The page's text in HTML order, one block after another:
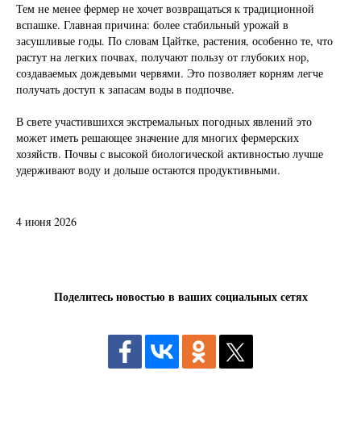
Тем не менее фермер не хочет возвращаться к традиционной
вспашке. Главная причина: более стабильный урожай в
засушливые годы. По словам Цайтке, растения, особенно те, что
растут на легких почвах, получают пользу от глубоких нор,
создаваемых дождевыми червями. Это позволяет корням легче
получать доступ к запасам воды в подпочве.
В свете участившихся экстремальных погодных явлений это
может иметь решающее значение для многих фермерских
хозяйств. Почвы с высокой биологической активностью лучше
удерживают воду и дольше остаются продуктивными.
4 июня 2026
Поделитесь новостью в ваших социальных сетях